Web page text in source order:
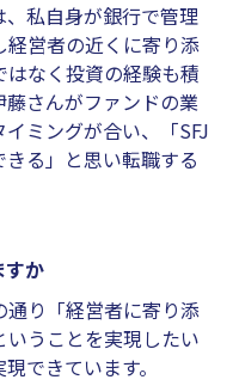
私自身が銀行で管理
営者の近くに寄り添
なく投資の経験も積
さんがファンドの業
ミングが合い、「SFJ
る」と思い転職する
すか
り「経営者に寄り添
うことを実現したい
できています。